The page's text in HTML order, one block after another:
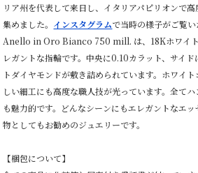
リア州を代表して来日し、イタリアパピリオンで
集めました。 インスタグラムで当時の様子がご覧い
Anello in Oro Bianco 750 mill. は、18Kホワイト
レガントな指輪です。中央に0.10カラット、サイ
トダイヤモンドが敷き詰められています。ホワイ
しい細工にも高度な職人技が光っています。全て
も魅力的です。どんなシーンにもエレガントなエ
物としてもお勧めのジュエリーです。
【梱包について】